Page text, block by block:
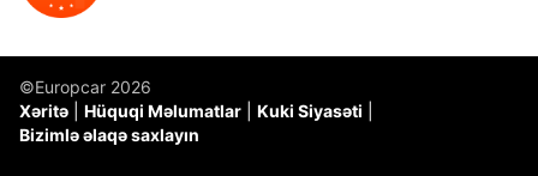
©Europcar 2026
Xəritə
Hüquqi Məlumatlar
Kuki Siyasəti
Bizimlə əlaqə saxlayın